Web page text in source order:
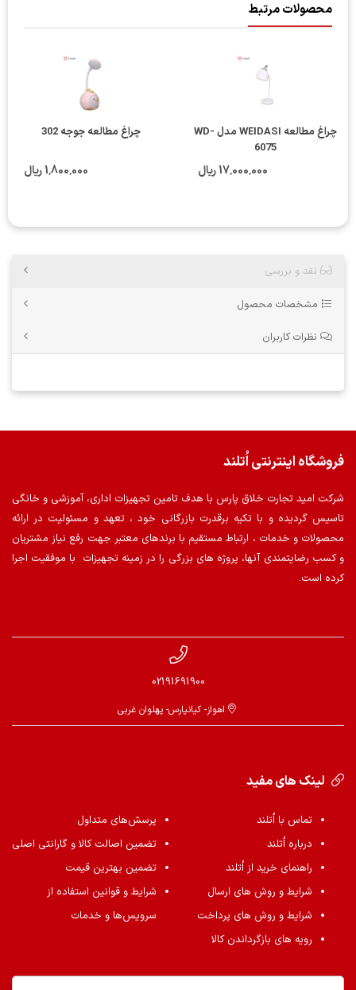
محصولات مرتبط
چراغ مطالعه WEIDASI مدل WD-
6075
17٬000٬000 ریال
چراغ مطالعه جوجه 302
1٬800٬000 ریال
نقد و بررسی
مشخصات محصول
نظرات کاربران
فروشگاه اینترنتی اُتلند
شرکت امید تجارت خلاق پارس با هدف تامین تجهیزات اداری، آموزشی و خانگی
تاسیس گردیده و با تکیه برقدرت بازرگانی خود ، تعهد و مسئولیت در ارائه
محصولات و خدمات ، ارتباط مستقیم با برندهای معتبر جهت رفع نیاز مشتریان
و کسب رضایتمندی آنها، پروژه های بزرگی را در زمینه تجهیزات با موفقیت اجرا
کرده است.
02191691900
اهواز- کیانپارس- پهلوان غربی
لینک های مفید
تماس با اُتلند
درباره اُتلند
راهنمای خرید از اُتلند
شرایط و روش های ارسال
شرایط و روش های پرداخت
رویه های بازگرداندن کالا
پرسش‌های متداول
تضمین اصالت کالا و گارانتی اصلی
تضمین بهترین قیمت
شرایط و قوانین استفاده از
سرویس‌ها و خدمات